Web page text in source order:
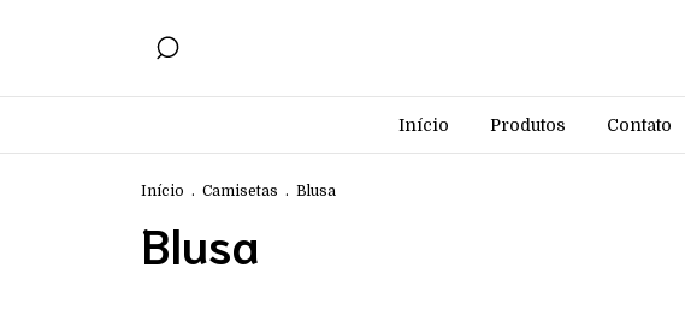
Início Produtos Contato
Início . Camisetas . Blusa
Blusa